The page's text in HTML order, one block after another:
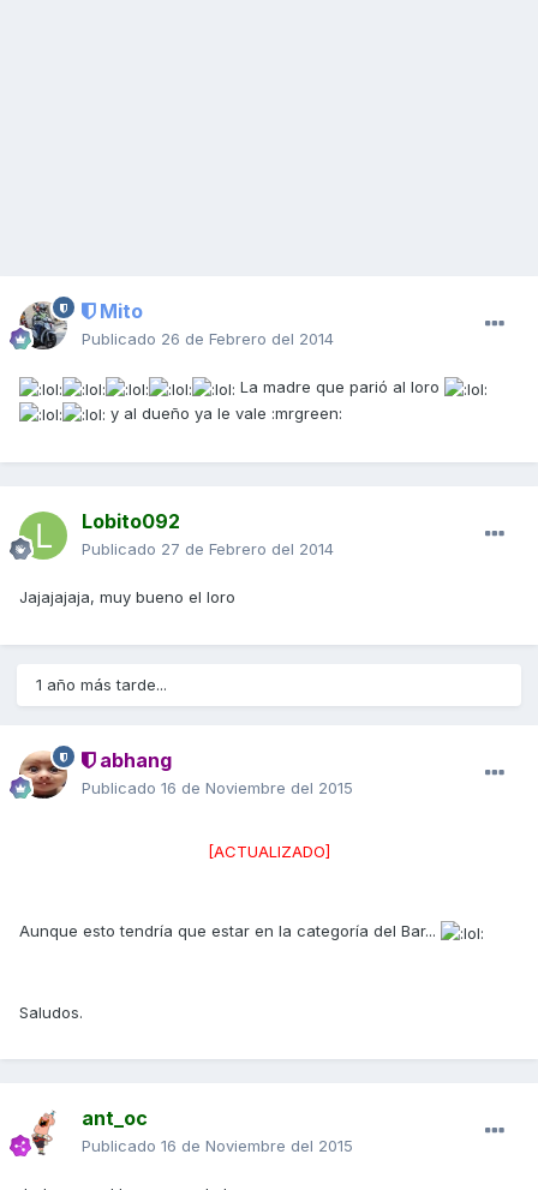
Mito
Publicado 26 de Febrero del 2014
La madre que parió al loro
y al dueño ya le vale :mrgreen:
Lobito092
Publicado 27 de Febrero del 2014
Jajajajaja, muy bueno el loro
1 año más tarde...
abhang
Publicado 16 de Noviembre del 2015
[ACTUALIZADO]
Aunque esto tendría que estar en la categoría del Bar...
Saludos.
ant_oc
Publicado 16 de Noviembre del 2015